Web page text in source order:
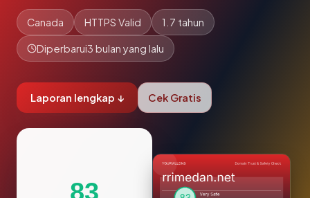
Canada HTTPS Valid 1.7 tahun
Diperbarui3 bulan yang lalu
Laporan lengkap ↓ Cek Gratis
83